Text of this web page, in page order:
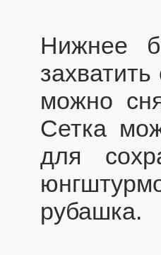
Нижнее
можно
Сетка
для
рубашка.